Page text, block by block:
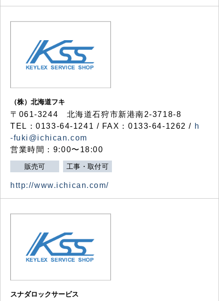
（株）北海道フキ
〒061-3244 北海道石狩市新港南2-3718-8
TEL：0133-64-1241 / FAX：0133-64-1262 / h
-fuki@ichican.com
営業時間：9:00〜18:00
販売可 工事・取付可
http://www.ichican.com/
スナダロックサービス